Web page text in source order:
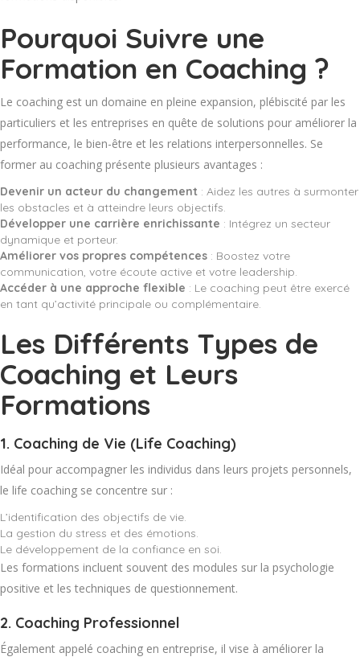
Pourquoi Suivre une
Formation en Coaching ?
Le coaching est un domaine en pleine expansion, plébiscité par les
particuliers et les entreprises en quête de solutions pour améliorer la
performance, le bien-être et les relations interpersonnelles. Se
former au coaching présente plusieurs avantages :
Devenir un acteur du changement : Aidez les autres à surmonter
les obstacles et à atteindre leurs objectifs.
Développer une carrière enrichissante : Intégrez un secteur
dynamique et porteur.
Améliorer vos propres compétences : Boostez votre
communication, votre écoute active et votre leadership.
Accéder à une approche flexible : Le coaching peut être exercé
en tant qu’activité principale ou complémentaire.
Les Différents Types de
Coaching et Leurs
Formations
1. Coaching de Vie (Life Coaching)
Idéal pour accompagner les individus dans leurs projets personnels,
le life coaching se concentre sur :
L’identification des objectifs de vie.
La gestion du stress et des émotions.
Le développement de la confiance en soi.
Les formations incluent souvent des modules sur la psychologie
positive et les techniques de questionnement.
2. Coaching Professionnel
Également appelé coaching en entreprise, il vise à améliorer la